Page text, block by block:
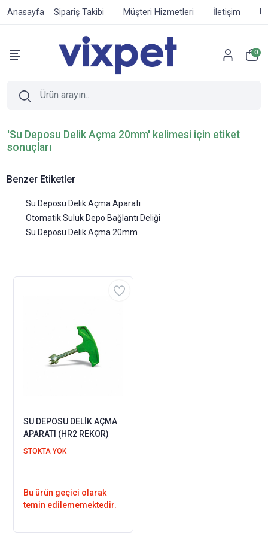
Anasayfa Sipariş Takibi Müşteri Hizmetleri İletişim
0
'Su Deposu Delik Açma 20mm' kelimesi için etiket
sonuçları
Benzer Etiketler
Su Deposu Delik Açma Aparatı
Otomatik Suluk Depo Bağlantı Deliği
Su Deposu Delik Açma 20mm
SU DEPOSU DELİK AÇMA
APARATI (HR2 REKOR)
STOKTA YOK
Bu ürün geçici olarak
temin edilememektedir.